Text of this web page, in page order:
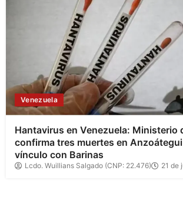
Venezuela
Hantavirus en Venezuela: Ministerio
confirma tres muertes en
vínculo con Barinas
Lcdo. Wuillians Salgado (CNP: 22.476) 21 de